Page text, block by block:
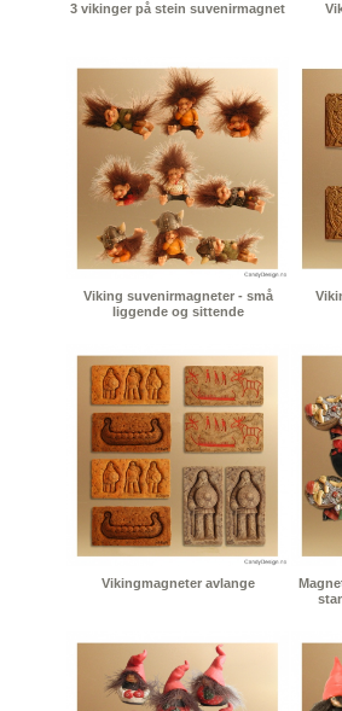
3 vikinger på stein suvenirmagnet
Viking suvenirmagneter - små
liggende og sittende
Vikingmagneter avlange